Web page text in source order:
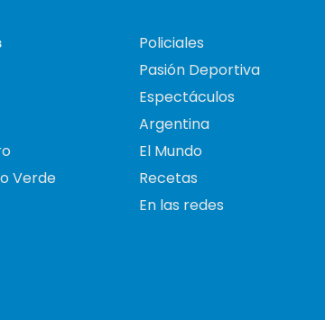
Verde
Policiales
Pasión Deportiva
Espectáculos
Argentina
El Mundo
Recetas
En las redes